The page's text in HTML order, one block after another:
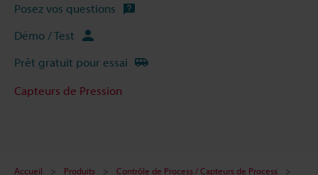
Posez vos questions
Démo / Test
Prêt gratuit pour essai
Capteurs de Pression
Accueil Produits
Contrôle de Process / Capteurs de Process